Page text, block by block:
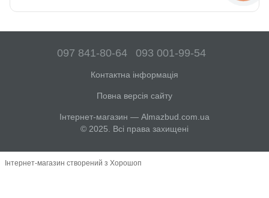
097 841-80-64 093 001-99-54
Контактна інформація
Повна версія сайту
Інтернет-магазин — Almazbud.com.ua
© 2025. Всі права захищені
Інтернет-магазин створений з Хорошоп